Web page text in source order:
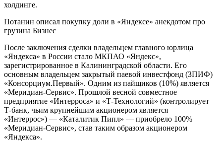
холдинге.
Потанин описал покупку доли в «Яндексе» анекдотом про
грузина Бизнес
После заключения сделки владельцем главного юрлица
«Яндекса» в России стало МКПАО «Яндекс»,
зарегистрированное в Калининградской области. Его
основным владельцем закрытый паевой инвестфонд (ЗПИФ)
«Консорциум.Первый». Одним из пайщиков (10%) является
«Меридиан-Сервис». Прошлой весной совместное
предприятие «Интерроса» и «Т-Технологий» (контролирует
Т-банк, чьим крупнейшим акционером является
«Интеррос») — «Каталитик Пипл» — приобрело 100%
«Меридиан-Сервис», став таким образом акционером
«Яндекса».